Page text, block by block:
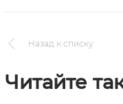
Назад к списку
Читайте